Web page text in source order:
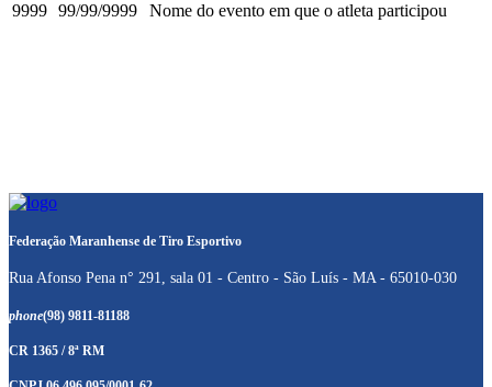
9999 99/99/9999 Nome do evento em que o atleta participou
Federação Maranhense de Tiro Esportivo
Rua Afonso Pena n° 291, sala 01 - Centro - São Luís - MA - 65010-030
phone(98) 9811-81188
CR 1365 / 8ª RM